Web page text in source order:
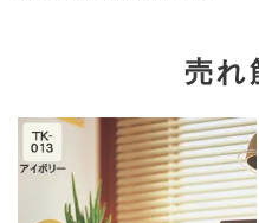
売れ